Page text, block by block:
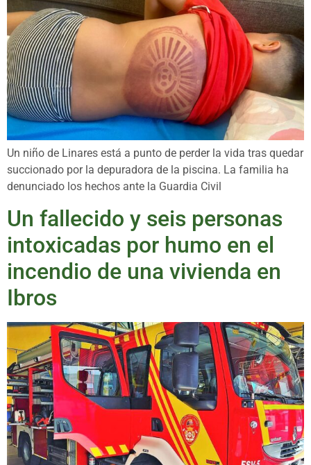
Un niño de Linares está a punto de perder la vida tras quedar
succionado por la depuradora de la piscina. La familia ha
denunciado los hechos ante la Guardia Civil
Un fallecido y seis personas
intoxicadas por humo en el
incendio de una vivienda en
Ibros